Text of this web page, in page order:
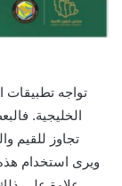
تواجه تطبيقات
الخليجية.
تجاوز للقيم
ويرى استخدام